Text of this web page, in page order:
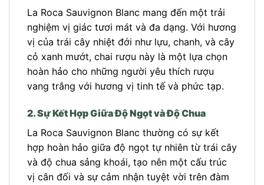
La Roca Sauvignon Blanc mang đến một trải
nghiệm vị giác tươi mát và đa dạng. Với hương
vị của trái cây nhiệt đới như lựu, chanh, và cây
cỏ xanh mướt, chai rượu này là một lựa chọn
hoàn hảo cho những người yêu thích rượu
vang trắng với hương vị tinh tế và phức tạp.
2. Sự Kết Hợp Giữa Độ Ngọt và Độ Chua
La Roca Sauvignon Blanc thường có sự kết
hợp hoàn hảo giữa độ ngọt tự nhiên từ trái cây
và độ chua sảng khoái, tạo nên một cấu trúc
vị cân đối và sự cảm nhận tuyệt vời trên đàm